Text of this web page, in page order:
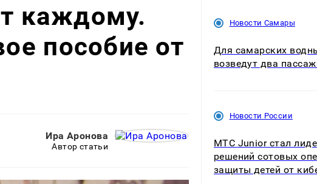
каждому.
пособие от
Ира Аронова
Автор статьи
Новости Самары
Для самарских
возведут два
Новости России
МТС Junior стал
решений сотовых
защиты детей от